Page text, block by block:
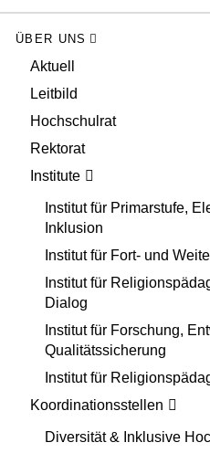
ÜBER UNS
Aktuell
Leitbild
Hochschulrat
Rektorat
Institute
Institut für Primarstufe,
Inklusion
Institut für Fort- und
Institut für
Dialog
Institut für Forschung,
Qualitätssicherung
Institut für
Koordinationsstellen
Diversität & Inklusive